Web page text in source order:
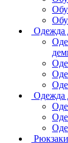
Одежда
Одежда
Рюкзаки